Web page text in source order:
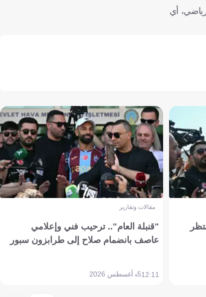
أي
مقالات وتقارير
"قنبلة العام".. ترحيب فني وإعلامي
عاصف بانضمام صلاح إلى طرابزون سبور
12:115 أغسطس 2026